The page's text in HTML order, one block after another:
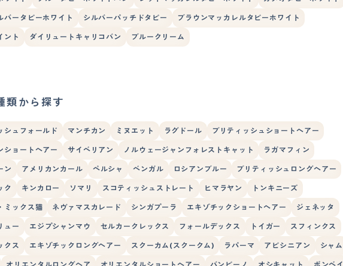
バータビーホワイト シルバーパッチドタビー ブラウンマッカレルタビーホワイト
ント ダイリュートキャリコバン ブルークリーム
類から探す
シュフォールド マンチカン ミヌエット ラグドール ブリティッシュショートヘアー
ショートヘアー サイベリアン ノルウェージャンフォレストキャット ラガマフィン
ン アメリカンカール ペルシャ ベンガル ロシアンブルー ブリティッシュロングヘアー
ク キンカロー ソマリ スコティッシュストレート ヒマラヤン トンキニーズ
ミックス猫 ネヴァマスカレード シンガプーラ エキゾチックショートヘアー ジェネッタ
ュー エジプシャンマウ セルカークレックス フォールデックス トイガー スフィンクス
クス エキゾチックロングヘアー スクーカム(スクークム) ラパーマ アビシニアン シャム